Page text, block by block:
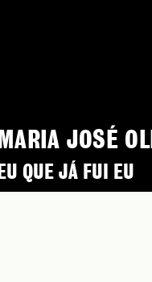
MARIA JOSÉ
EU QUE JÁ FUI EU